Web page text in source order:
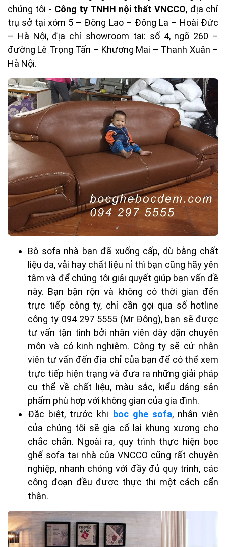
chúng tôi - Công ty TNHH nội thất VNCCO, địa chỉ
trụ sở tại xóm 5 – Đông Lao – Đông La – Hoài Đức
– Hà Nội, địa chỉ showroom tại: số 4, ngõ 260 –
đường Lê Trọng Tấn – Khương Mai – Thanh Xuân –
Hà Nội.
Bộ sofa nhà bạn đã xuống cấp, dù bằng chất
liệu da, vải hay chất liệu nỉ thì bạn cũng hãy yên
tâm và để chúng tôi giải quyết giúp bạn vấn đề
này. Bạn bận rộn và không có thời gian đến
trực tiếp công ty, chỉ cần gọi qua số hotline
công ty 094 297 5555 (Mr Đông), bạn sẽ được
tư vấn tận tình bởi nhân viên dày dặn chuyên
môn và có kinh nghiệm. Công ty sẽ cử nhân
viên tư vấn đến địa chỉ của bạn để có thể xem
trực tiếp hiện trạng và đưa ra những giải pháp
cụ thể về chất liệu, màu sắc, kiểu dáng sản
phẩm phù hợp với không gian của gia đình.
Đặc biệt, trước khi
boc ghe sofa, nhân viên
của chúng tôi sẽ gia cố lại khung xương cho
chắc chắn. Ngoài ra, quy trình thực hiện bọc
ghế sofa tại nhà của VNCCO cũng rất chuyên
nghiệp, nhanh chóng với đầy đủ quy trình, các
công đoạn đều được thực thi một cách cẩn
thận.